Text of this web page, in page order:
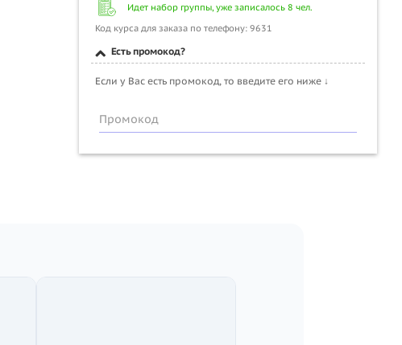
Идет набор группы, уже записалось 8 чел.
Код курса для заказа по телефону: 9631
Есть промокод?
Если у Вас есть промокод, то введите его ниже ↓
Промокод